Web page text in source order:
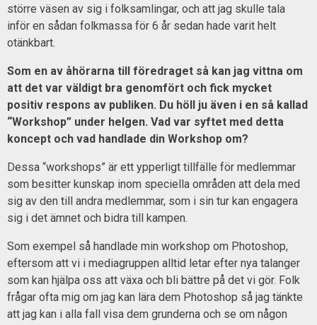
större väsen av sig i folksamlingar, och att jag skulle tala
inför en sådan folkmassa för 6 år sedan hade varit helt
otänkbart.
Som en av åhörarna till föredraget så kan jag vittna om
att det var väldigt bra genomfört och fick mycket
positiv respons av publiken. Du höll ju även i en så kallad
“Workshop” under helgen. Vad var syftet med detta
koncept och vad handlade din Workshop om?
Dessa “workshops” är ett ypperligt tillfälle för medlemmar
som besitter kunskap inom speciella områden att dela med
sig av den till andra medlemmar, som i sin tur kan engagera
sig i det ämnet och bidra till kampen.
Som exempel så handlade min workshop om Photoshop,
eftersom att vi i mediagruppen alltid letar efter nya talanger
som kan hjälpa oss att växa och bli bättre på det vi gör. Folk
frågar ofta mig om jag kan lära dem Photoshop så jag tänkte
att jag kan i alla fall visa dem grunderna och se om någon